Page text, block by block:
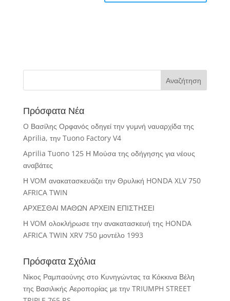
Πρόσφατα Νέα
O Βασίλης Ορφανός οδηγεί την γυμνή ναυαρχίδα της
Aprilia, την Tuono Factory V4
Aprilia Tuono 125 Η Μούσα της οδήγησης για νέους
αναβάτες
Η VOM ανακατασκευάζει την Θρυλική HONDA XLV 750
AFRICA TWIN
ΑΡΧΕΣΘΑΙ ΜΑΘΩΝ ΑΡΧΕΙΝ ΕΠΙΣΤΗΣΕΙ
Η VOM ολοκλήρωσε την ανακατασκευή της HONDA
AFRICA TWIN XRV 750 μοντέλο 1993
Πρόσφατα Σχόλια
Νίκος Ραμπαούνης στο Κυνηγώντας τα Κόκκινα Βέλη
της Βασιλικής Αεροπορίας με την TRIUMPH STREET